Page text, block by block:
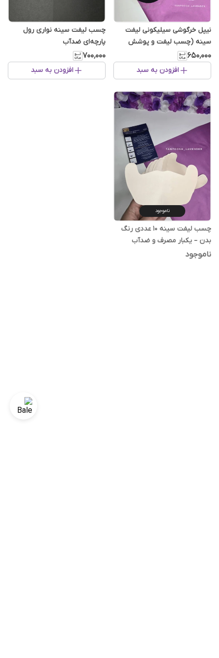
نیپل خرگوشی سیلیکونی لیفت
سینه (چسب لیفت و پوشش
سینه)
۶۵۰٬۰۰۰
افزودن به سبد
چسب لیفت سینه نواری رول
پارچه‌ای ضدآب
۷۰۰٬۰۰۰
افزودن به سبد
ناموجود
چسب لیفت سینه ۱۰ عددی رنگ
بدن – یکبار مصرف و ضدآب
ناموجود